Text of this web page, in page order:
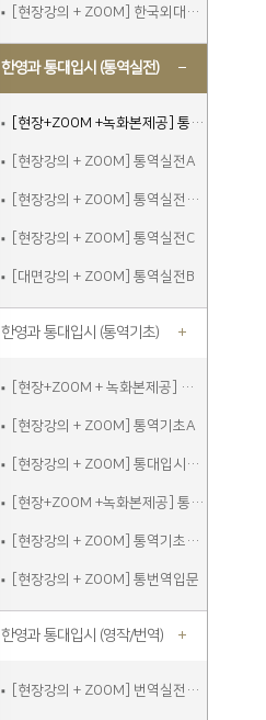
[현장강의 + ZOOM] 한국외대2차실전통역모의고사C_참관
한영과 통대입시 (통역실전)
[현장+ZOOM +녹화본제공] 통역실전A
[현장강의 + ZOOM] 통역실전A
[현장강의 + ZOOM] 통역실전주말
[현장강의 + ZOOM] 통역실전C
[대면강의 + ZOOM] 통역실전B
한영과 통대입시 (통역기초)
[현장+ZOOM + 녹화본제공] 통역기초A
[현장강의 + ZOOM] 통역기초A
[현장강의 + ZOOM] 통대입시입문
[현장+ZOOM +녹화본제공] 통역기초주말
[현장강의 + ZOOM] 통역기초주말
[현장강의 + ZOOM] 통번역입문
한영과 통대입시 (영작/번역)
[현장강의 + ZOOM] 번역실전주말